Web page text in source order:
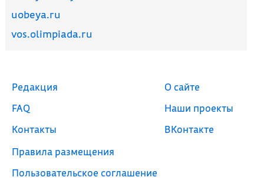
uobeya.ru
vos.olimpiada.ru
Редакция
FAQ
Контакты
Правила размещения
Пользовательское соглашение
О сайте
Наши проекты
ВКонтакте